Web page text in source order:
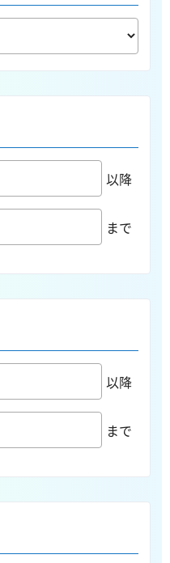
以降
まで
以降
まで